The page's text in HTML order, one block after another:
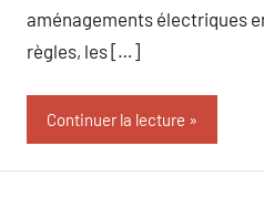
aménagements électriques
règles, les […]
Continuer la lecture